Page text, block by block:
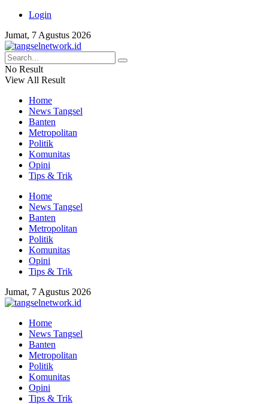
Login
Jumat, 7 Agustus 2026
No Result
View All Result
Home
News Tangsel
Banten
Metropolitan
Politik
Komunitas
Opini
Tips & Trik
Home
News Tangsel
Banten
Metropolitan
Politik
Komunitas
Opini
Tips & Trik
Jumat, 7 Agustus 2026
Home
News Tangsel
Banten
Metropolitan
Politik
Komunitas
Opini
Tips & Trik